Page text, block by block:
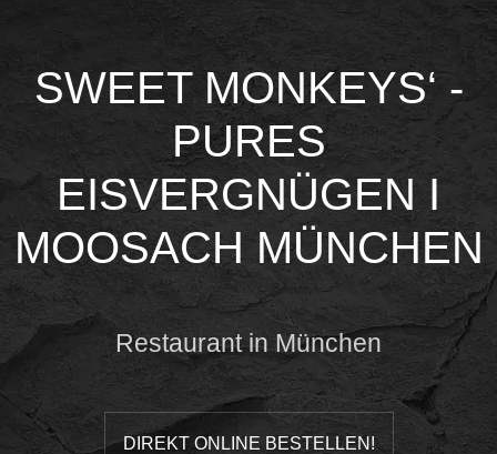
SWEET MONKEYS‘ -
PURES
EISVERGNÜGEN I
MOOSACH MÜNCHEN
Restaurant in München
DIREKT ONLINE BESTELLEN!